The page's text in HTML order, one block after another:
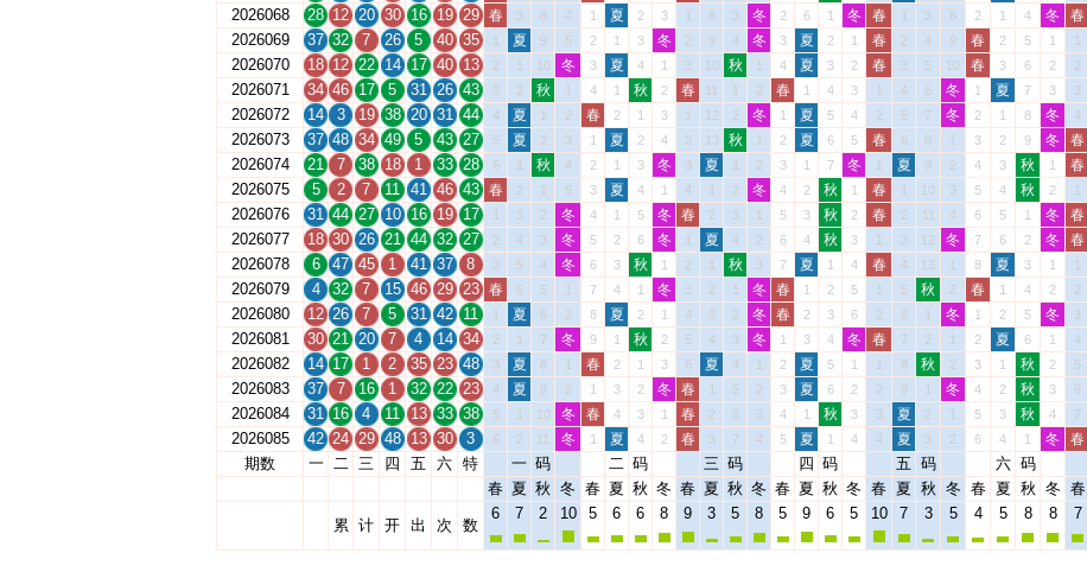
2026068
28 12 20 30 16 19 29 春 3 8 4 1 夏 2 3 1 8 3 冬 2 6 1 冬 春 1 3 8 2 1 4 冬 春
2026069
37 32 7 26 5 40 35 1 夏 9 5 2 1 3 冬 2 9 4 冬 3 夏 2 1 春 2 4 9 春 2 5 1 1
2026070
18 12 22 14 17 40 13 2 1 10 冬 3 夏 4 1 3 10 秋 1 4 夏 3 2 春 3 5 10 春 3 6 2 2
2026071
34 46 17 5 31 26 43 3 2 秋 1 4 1 秋 2 春 11 1 2 春 1 4 3 1 4 6 冬 1 夏 7 3 3
2026072
14 3 19 38 20 31 44 4 夏 1 2 春 2 1 3 1 12 2 冬 1 夏 5 4 2 5 7 冬 2 1 8 冬 4
2026073
37 48 34 49 5 43 27 5 夏 2 3 1 夏 2 4 2 13 秋 1 2 夏 6 5 春 6 8 1 3 2 9 冬 春
2026074
21 7 38 18 1 33 28 6 1 秋 4 2 1 3 冬 3 夏 1 2 3 1 7 冬 1 夏 9 2 4 3 秋 1 春
2026075
5 2 7 11 41 46 43 春 2 1 5 3 夏 4 1 4 1 2 冬 4 2 秋 1 春 1 10 3 5 4 秋 2 1
2026076
31 44 27 10 16 19 17 1 3 2 冬 4 1 5 冬 春 2 3 1 5 3 秋 2 春 2 11 4 6 5 1 冬 春
2026077
18 30 26 21 44 32 27 2 4 3 冬 5 2 6 冬 1 夏 4 2 6 4 秋 3 1 3 12 冬 7 6 2 冬 春
2026078
6 47 45 1 41 37 8 3 5 4 冬 6 3 秋 1 2 1 秋 3 7 夏 1 4 春 4 13 1 8 夏 3 1 1
2026079
4 32 7 15 46 29 23 春 6 5 1 7 4 1 冬 3 2 1 冬 春 1 2 5 1 5 秋 2 春 1 4 2 2
2026080
12 26 7 5 31 42 11 1 夏 6 2 8 夏 2 1 4 3 2 冬 春 2 3 6 2 6 1 冬 1 2 5 冬 3
2026081
30 21 20 7 4 14 34 2 1 7 冬 9 1 秋 2 5 4 3 冬 1 3 4 冬 春 7 2 1 2 夏 6 1 4
2026082
14 17 1 2 35 23 48 3 夏 8 1 春 2 1 3 6 夏 4 1 2 夏 5 1 1 8 秋 2 3 1 秋 2 5
2026083
37 7 16 1 32 22 23 4 夏 9 2 1 3 2 冬 春 1 5 2 3 夏 6 2 2 9 1 冬 4 2 秋 3 6
2026084
31 16 4 11 13 33 38 5 1 10 冬 春 4 3 1 春 2 6 3 4 1 秋 3 3 夏 2 1 5 3 秋 4 7
2026085
42 24 29 48 13 30 3 6 2 11 冬 1 夏 4 2 春 3 7 4 5 夏 1 4 4 夏 3 2 6 4 1 冬 春
期数
一 二 三 四 五 六 特 一 码 二 码 三 码 四 码 五 码 六 码
春 夏 秋 冬 春 夏 秋 冬 春 夏 秋 冬 春 夏 秋 冬 春 夏 秋 冬 春 夏 秋 冬 春
累 计 开 出 次 数
6 7 2 10 5 6 6 8 9 3 5 8 5 9 6 5 10 7 3 5 4 5 8 8 7